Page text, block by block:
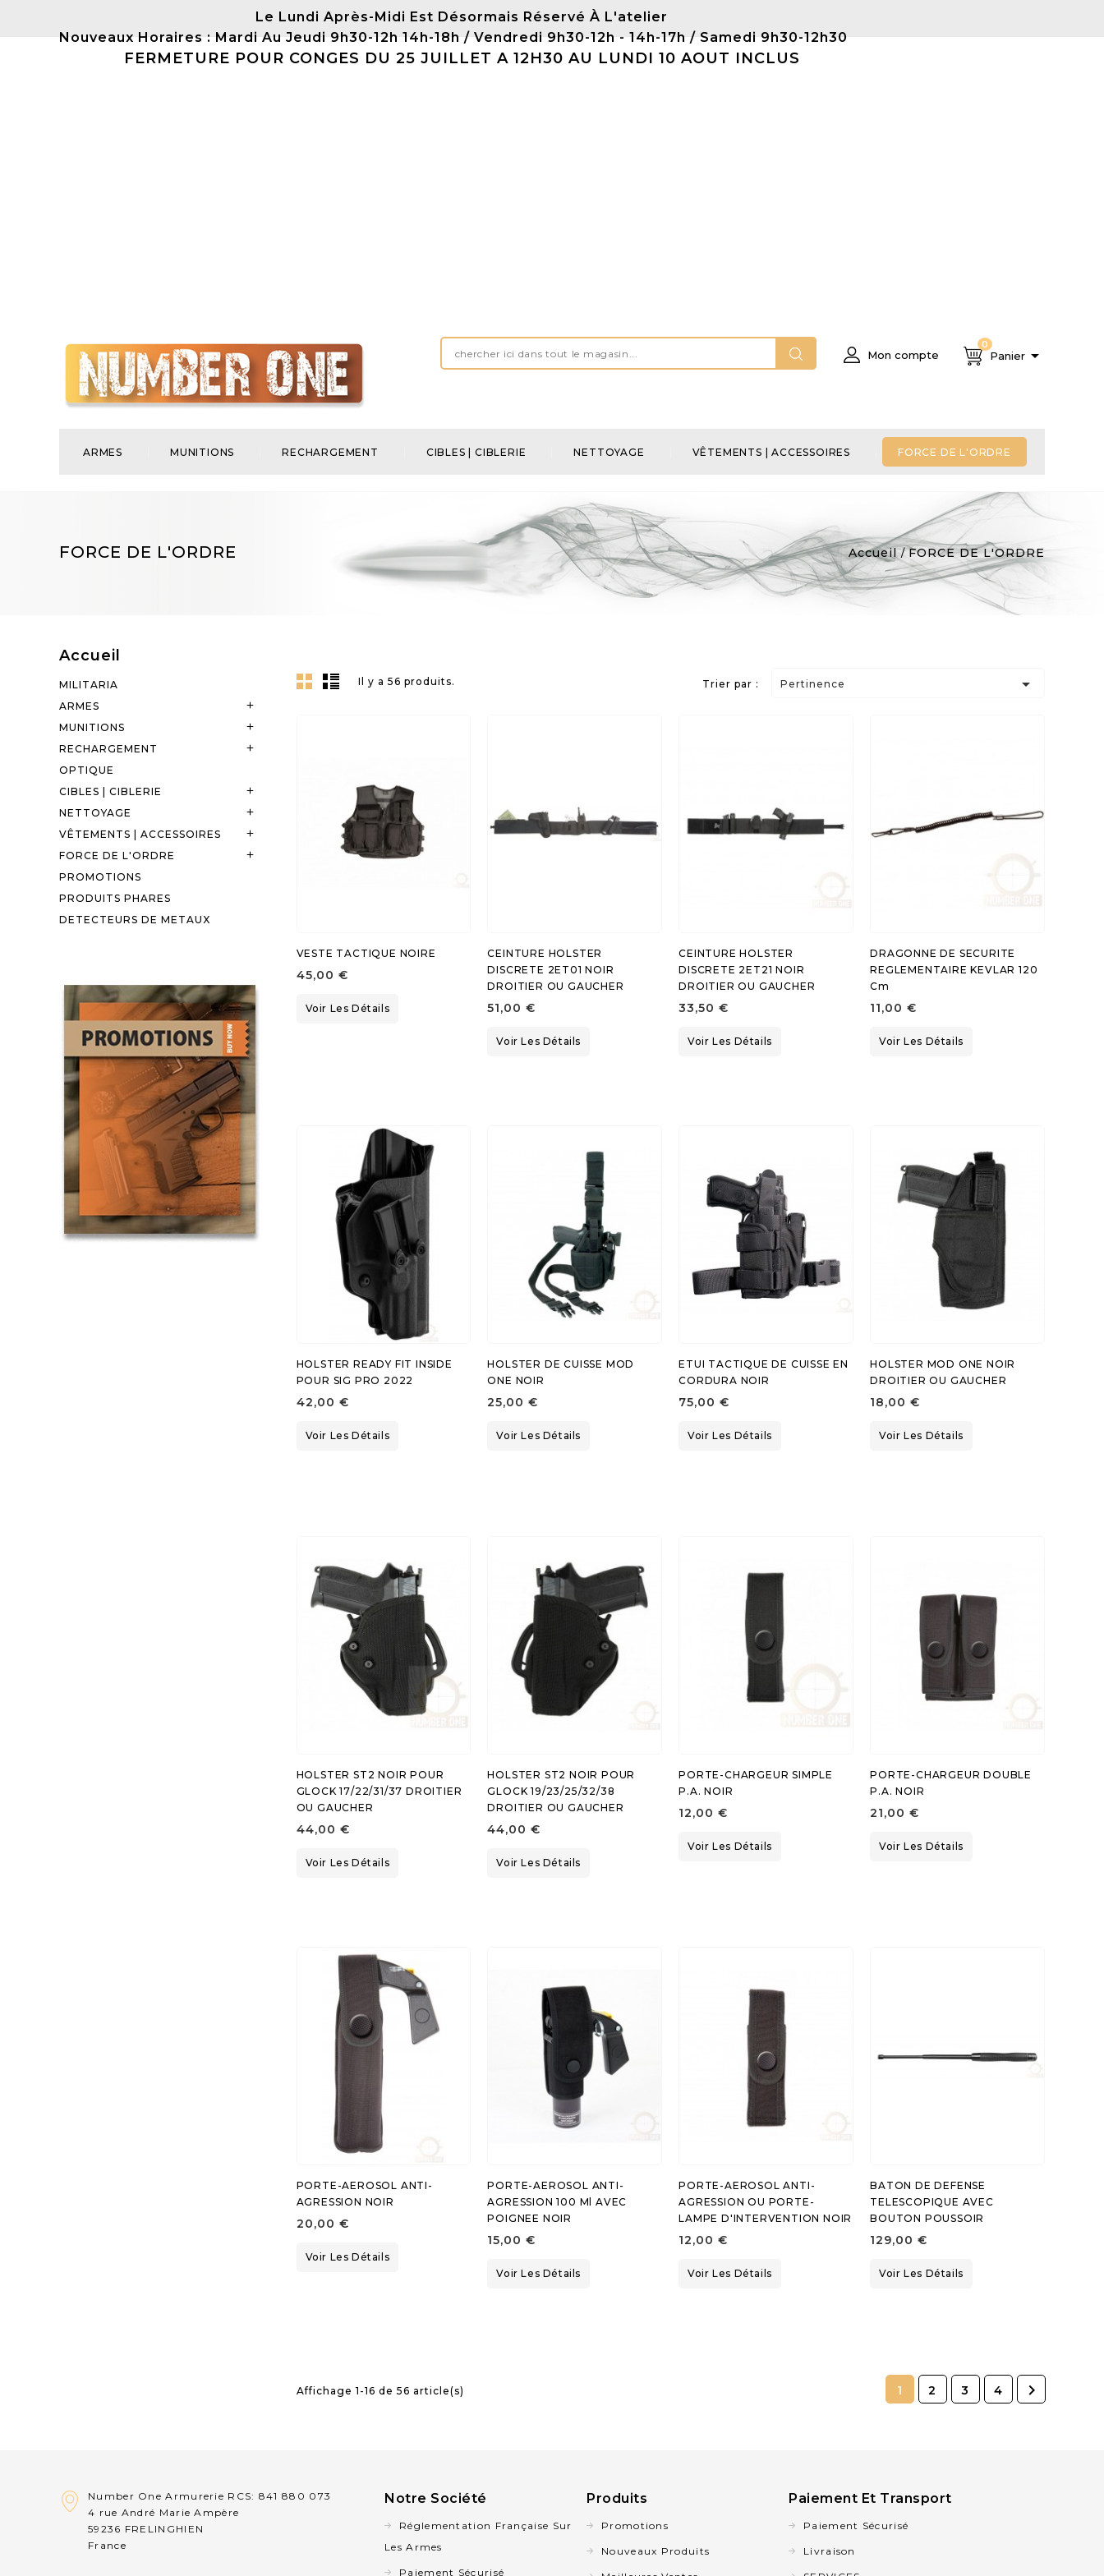
Le Lundi Après-Midi Est Désormais Réservé À L'atelier
Nouveaux Horaires : Mardi Au Jeudi 9h30-12h 14h-18h / Vendredi 9h30-12h - 14h-17h / Samedi 9h30-12h30
FERMETURE POUR CONGES DU 25 JUILLET A 12H30 AU LUNDI 10 AOUT INCLUS
0
Panier 
Mon compte
ARMES MUNITIONS RECHARGEMENT CIBLES | CIBLERIE NETTOYAGE VÊTEMENTS | ACCESSOIRES FORCE DE L'ORDRE
FORCE DE L'ORDRE Accueil FORCE DE L'ORDRE
Accueil
MILITARIA
ARMES

MUNITIONS 
RECHARGEMENT 
OPTIQUE
CIBLES | CIBLERIE

NETTOYAGE 
VÊTEMENTS | ACCESSOIRES 
FORCE DE L'ORDRE 
PROMOTIONS
PRODUITS PHARES
DETECTEURS DE METAUX
Il y a 56 produits. Trier par : Pertinence 
VESTE TACTIQUE NOIRE
45,00 €
Voir Les Détails
CEINTURE HOLSTER
DISCRETE 2ET01 NOIR
DROITIER OU GAUCHER
51,00 €
Voir Les Détails
CEINTURE HOLSTER
DISCRETE 2ET21 NOIR
DROITIER OU GAUCHER
33,50 €
Voir Les Détails
DRAGONNE DE SECURITE
REGLEMENTAIRE KEVLAR 120
Cm
11,00 €
Voir Les Détails
HOLSTER READY FIT INSIDE
POUR SIG PRO 2022
42,00 €
Voir Les Détails
HOLSTER DE CUISSE MOD
ONE NOIR
25,00 €
Voir Les Détails
ETUI TACTIQUE DE CUISSE EN
CORDURA NOIR
75,00 €
Voir Les Détails
HOLSTER MOD ONE NOIR
DROITIER OU GAUCHER
18,00 €
Voir Les Détails
HOLSTER ST2 NOIR POUR
GLOCK 17/22/31/37 DROITIER
OU GAUCHER
44,00 €
Voir Les Détails
HOLSTER ST2 NOIR POUR
GLOCK 19/23/25/32/38
DROITIER OU GAUCHER
44,00 €
Voir Les Détails
PORTE-CHARGEUR SIMPLE
P.A. NOIR
12,00 €
Voir Les Détails
PORTE-CHARGEUR DOUBLE
P.A. NOIR
21,00 €
Voir Les Détails
PORTE-AEROSOL ANTI-
AGRESSION NOIR
20,00 €
Voir Les Détails
PORTE-AEROSOL ANTI-
AGRESSION 100 Ml AVEC
POIGNEE NOIR
15,00 €
Voir Les Détails
PORTE-AEROSOL ANTI-
AGRESSION OU PORTE-
LAMPE D'INTERVENTION NOIR
12,00 €
Voir Les Détails
BATON DE DEFENSE
TELESCOPIQUE AVEC
BOUTON POUSSOIR
129,00 €
Voir Les Détails
Affichage 1-16 de 56 article(s) 1 2 3 4 
Number One Armurerie RCS: 841 880 073
4 rue André Marie Ampère
59236 FRELINGHIEN
France
Notre Société
Réglementation Française Sur
Les Armes
Paiement Sécurisé
Produits
Promotions
Nouveaux Produits
Paiement Et Transport
Paiement Sécurisé
Livraison